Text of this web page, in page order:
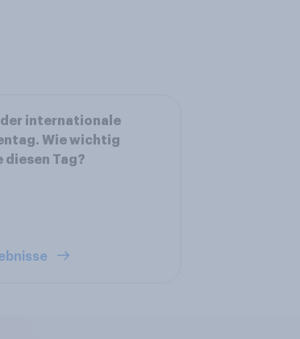
der internationale
Wie wichtig
diesen Tag?